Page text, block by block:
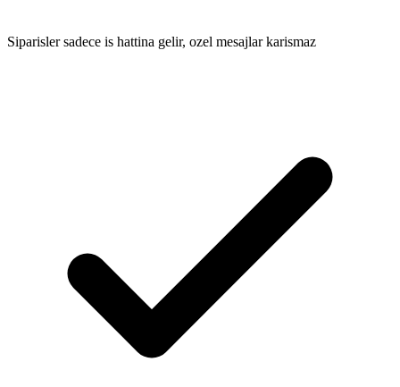
Siparisler sadece is hattina gelir, ozel mesajlar karismaz